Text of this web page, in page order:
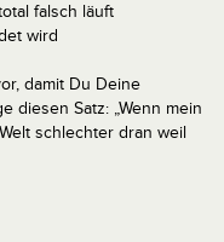
falsch läuft
wird
damit Du Deine
diesen Satz: „Wenn mein
schlechter dran weil